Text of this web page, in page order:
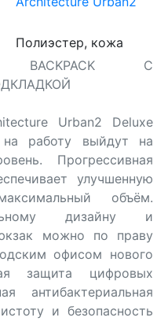
Полиэстер, кожа
BACKPACK С
Urban2 Deluxe
работу выйдут на
Прогрессивная
улучшенную
объём.
дизайну и
можно по праву
офисом нового
защита цифровых
антибактериальная
и безопасность